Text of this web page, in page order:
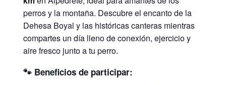
perros y la montaña. Descubre el encanto de la
Dehesa Boyal y las históricas canteras mientras
compartes un día lleno de conexión, ejercicio y
aire fresco junto a tu perro.
🐾 Beneficios de participar: